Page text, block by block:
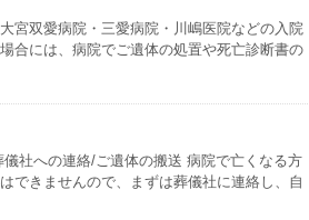
宮双愛病院・三愛病院・川嶋医院などの入院
合には、病院でご遺体の処置や死亡診断書の
社への連絡/ご遺体の搬送 病院で亡くなる方
できませんので、まずは葬儀社に連絡し、自